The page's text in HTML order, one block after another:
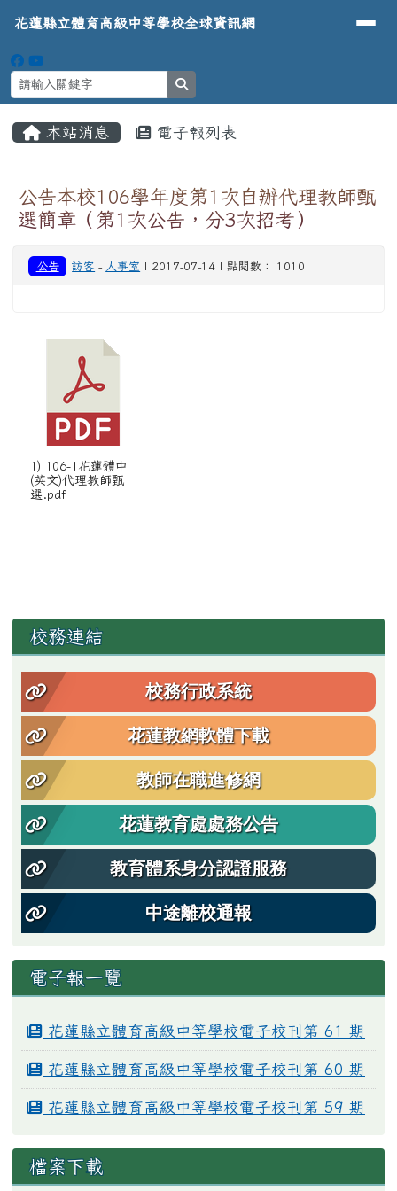
花蓮縣立體育高級中等學校全球資
導覽列
花蓮縣立體育高級中等學校全球資訊網
本站消息 電子報列表
公告本校106學年度第1次自辦代理教師甄
選簡章（第1次公告，分3次招考）
公告 訪客 - 人事室 | 2017-07-14 | 點閱數： 1010
1) 106-1花蓮體中
(英文)代理教師甄
選.pdf
左邊區域內容
校務連結
校務行政系統
花蓮教網軟體下載
教師在職進修網
花蓮教育處處務公告
教育體系身分認證服務
中途離校通報
電子報一覽
花蓮縣立體育高級中等學校電子校刊第 61 期
花蓮縣立體育高級中等學校電子校刊第 60 期
花蓮縣立體育高級中等學校電子校刊第 59 期
檔案下載